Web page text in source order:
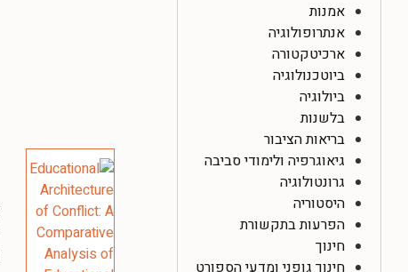
אמנות
אנתרופולוגיה
ארכיטקטורה
ביוטכנולוגיה
ביולוגיה
בלשנות
בריאות הציבור
גיאוגרפיה ולימודי סביבה
גרונטולוגיה
היסטוריה
הפרעות בתקשורת
חינוך
חינוך גופני ומדעי הספורט